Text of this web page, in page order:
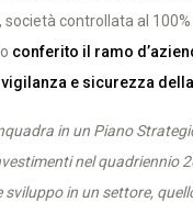
società controllata al
conferito il ramo
e sicurezza
in un Piano
nel quadriennio
in un settore,